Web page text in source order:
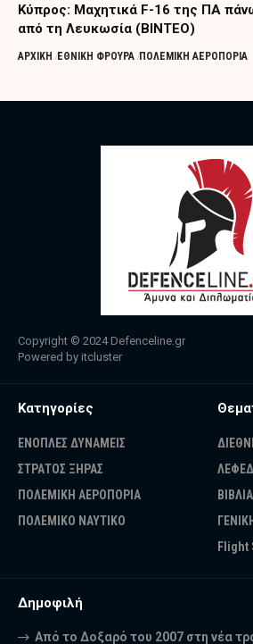
Κύπρος: Μαχητικά F-16 της ΠΑ
από τη Λευκωσία (ΒΙΝΤΕΟ)
ΑΡΧΙΚΗ ΕΘΝΙΚΗ ΦΡΟΥΡΑ ΠΟΛΕΜΙΚΗ ΑΕΡΟΠΟΡΙΑ
Copyright © 2024 Defenceline.gr All
Powered by itcluster
Κατηγορίες
ΕΝΟΠΛΕΣ ΔΥΝΑΜΕΙΣ
ΣΤΡΑΤΟΣ ΞΗΡΑΣ
ΠΟΛΕΜΙΚΗ ΑΕΡΟΠΟΡΙΑ
ΠΟΛΕΜΙΚΟ ΝΑΥΤΙΚΟ
ΛΕΦΕΔ
ΒΙΒΛΙΑ
Flight
Δημοφιλή
Από το Δοξαρό του 2007 στη νέα